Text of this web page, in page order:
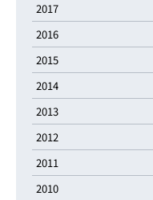
2017
2016
2015
2014
2013
2012
2011
2010